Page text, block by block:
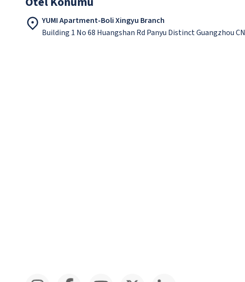
YUMI Apartment-Boli Xingyu Branch
Building 1 No 68 Huangshan Rd Panyu Distinct Guangzhou CN